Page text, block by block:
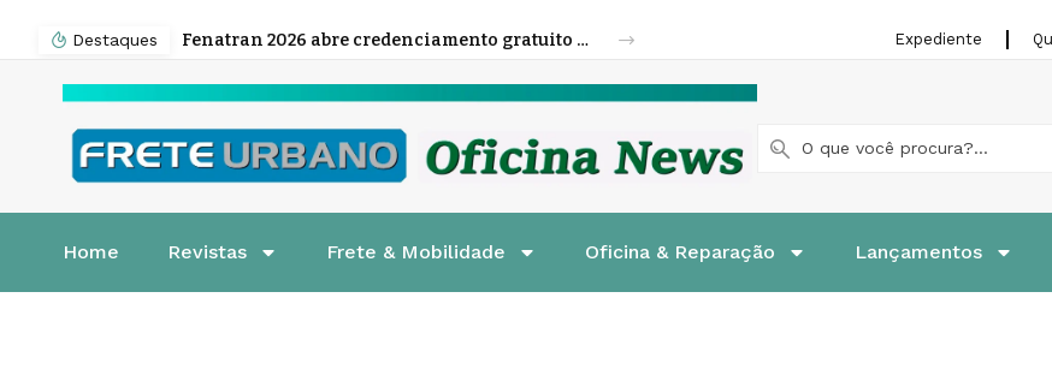
Destaques Fenatran 2026 abre credenciamento gratuito para visitantes Expediente
Home Revistas Frete & Mobilidade Oficina & Reparação Lançamentos